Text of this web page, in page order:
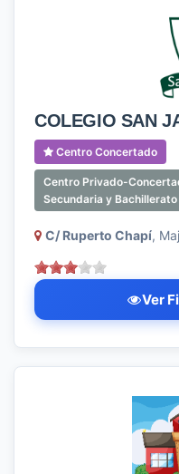
COLEGIO SAN
Centro Concertado
Centro Privado-
Secundaria y Bachillerato
C/ Ruperto Chapí,
Ver